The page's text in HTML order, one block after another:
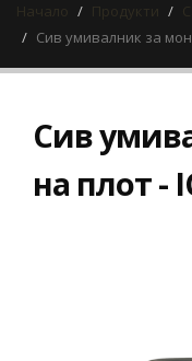
Начало Продукти
Сив умивалник за
Сив
на плот -